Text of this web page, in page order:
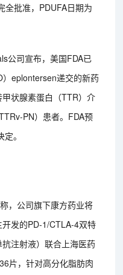
全批准，PDUFA日期为
公司宣布，美国FDA已
eplontersen递交的新药
状腺素蛋白（TTR）介
PN）患者。FDA预
。
，公司旗下康方药业将
发的PD-1/CTLA-4双特
注射液）联合上海医药
片，针对高分化脂肪肉